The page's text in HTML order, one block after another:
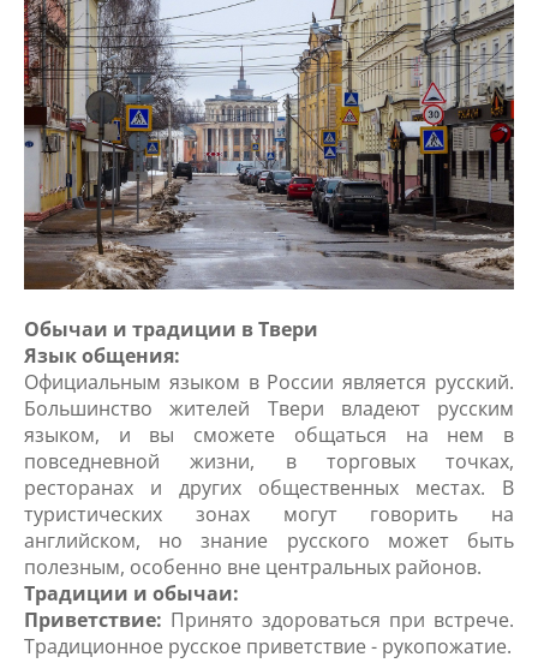
Обычаи и традиции в Твери
Язык общения:
Официальным языком в России является русский.
Большинство жителей Твери владеют русским
языком, и вы сможете общаться на нем в
повседневной жизни, в торговых точках,
ресторанах и других общественных местах. В
туристических зонах могут говорить на
английском, но знание русского может быть
полезным, особенно вне центральных районов.
Традиции и обычаи:
Приветствие: Принято здороваться при встрече.
Традиционное русское приветствие - рукопожатие.